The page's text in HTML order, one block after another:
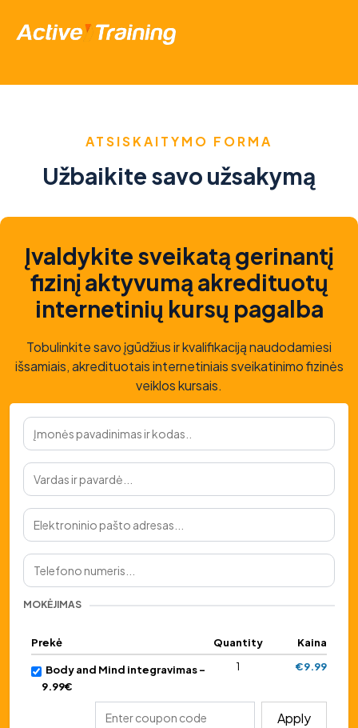
ATSISKAITYMO FORMA
Užbaikite savo užsakymą
Įvaldykite sveikatą gerinantį
fizinį aktyvumą akredituotų
internetinių kursų pagalba
Tobulinkite savo įgūdžius ir kvalifikaciją naudodamiesi
išsamiais, akredituotais internetiniais sveikatinimo fizinės
veiklos kursais.
MOKĖJIMAS
Prekė Quantity Kaina
Body and Mind integravimas -
9.99€
1 €9.99
Apply